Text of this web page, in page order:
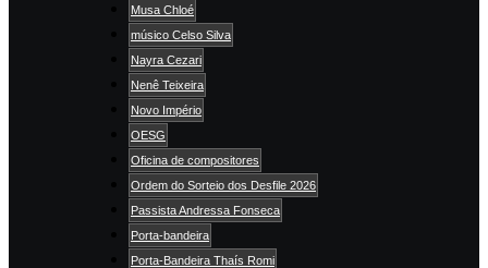
Musa Chloé
músico Celso Silva
Nayra Cezari
Nenê Teixeira
Novo Império
OESG
Oficina de compositores
Ordem do Sorteio dos Desfile 2026
Passista Andressa Fonseca
Porta-bandeira
Porta-Bandeira Thaís Romi